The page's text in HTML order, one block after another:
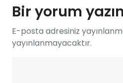
Bir yorum
E-posta adresiniz
yayınlanmayacaktır.